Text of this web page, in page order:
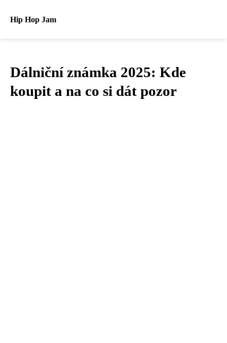
Hip Hop Jam
Dálniční známka 2025: Kde
koupit a na co si dát pozor